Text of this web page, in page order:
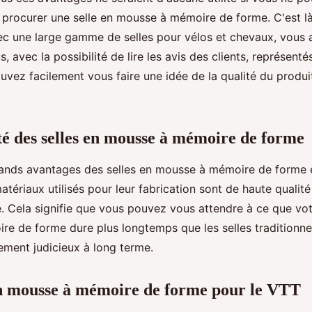
une selle en mousse à mémoire de forme. C'est
une large gamme de selles pour vélos et chevaux, vous
avec la possibilité de lire les avis des clients,
facilement vous faire une idée de la qualité du
des selles en mousse à mémoire de forme
avantages des selles en mousse à mémoire de forme
utilisés pour leur fabrication sont de haute
Cela signifie que vous pouvez vous attendre à ce que
de forme dure plus longtemps que les selles
judicieux à long terme.
mousse à mémoire de forme pour le VTT